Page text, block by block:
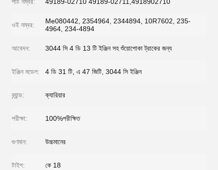
পার্ট নম্বর: 49189-02710 49189-02711,4918902710
ওই নম্বর:
Me080442, 2354964, 2344894, 10R7602, 235-
4964, 234-4894
আবেদন: 3044 সি 4 ডি 13 টি ইঞ্জিন সহ শুঁয়োপোকা ট্রাকের জন্য
ইঞ্জিন মডেল: 4 ডি 31 টি, এ 47 জিটি, 3044 সি ইঞ্জিন
ব্র্যান্ড: ক্যারিয়ার
পরীক্ষা: 100%পরীক্ষিত
গুণমান: উচ্চমানের
টাইপ: কে 18